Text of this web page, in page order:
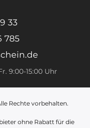
33
785
9:00-15:00 Uhr
Rechte vorbehalten.
ohne Rabatt für die